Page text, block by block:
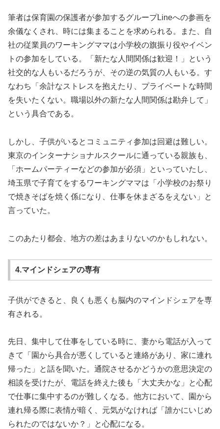
筆者は保育園の保護者が参加するグループLineへの参画を
余儀なくされ、時には集まることを求められる。また、自
社の従業員のワーキングママは小学校の旗振り役やイベン
トの参加をしている。「新たな人間関係は歓迎！」という
社交的な人もいるだろうが、その逆の気質の人もいる。す
なわち「余計なストレスを抱えたり、プライベートな時間
を失いたくない。職場以外の新たな人間関係は勘弁して」
という具合である。
しかし、子供がいるとコミュニティ参加は回避は難しい。
東京のインターナショナルスクールに通っている親族も、
「ホームパーティーなどの参加が必須」といっていたし、
埼玉県で子育てをするワーキングママは「小学校のお祭り
で焼きそばを焼く係になり、仕事を休まざるをえない」と
言っていた。
このあたり都会、地方の差はあまりないのかもしれない。
4.マインドシェアの専有
子供ができると、良くも悪くも脳内のマインドシェアを専
有される。
先日、集中して仕事をしている時に、妻から電話が入って
きて「園から具合が悪くしていると連絡があり、家に連れ
帰った」と話を聞いた。通院させるかどうかの意思決定の
相談を受けたが、電話を終えた後も「大丈夫かな」と心配
で仕事に集中するのが難しくなる。他方において、園から
連れ帰る際に表情が暗く、元気がなければ「誰かにいじめ
られたのではないか？」と心配になる。